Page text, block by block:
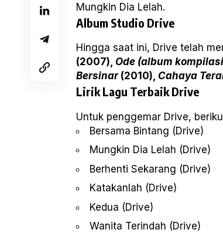
Mungkin Dia Lelah.
Album Studio Drive
Hingga saat ini, Drive telah
(2007), Ode (album
Bersinar(2010), Cahaya
Lirik Lagu Terbaik Drive
Untuk penggemar Drive,
Bersama Bintang (Drive)
Mungkin Dia Lelah (Drive)
Berhenti Sekarang (Drive)
Katakanlah (Drive)
Kedua (Drive)
Wanita Terindah (Drive)